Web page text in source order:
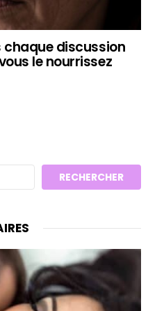
chaque discussion
le nourrissez
RECHERCHER